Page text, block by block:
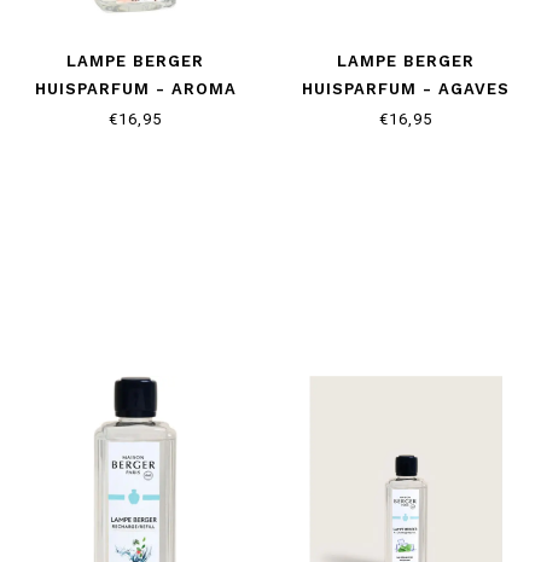
LAMPE BERGER
HUISPARFUM - AROMA
RELAX
€16,95
LAMPE BERGER
HUISPARFUM - AGAVES
GARDEN
€16,95